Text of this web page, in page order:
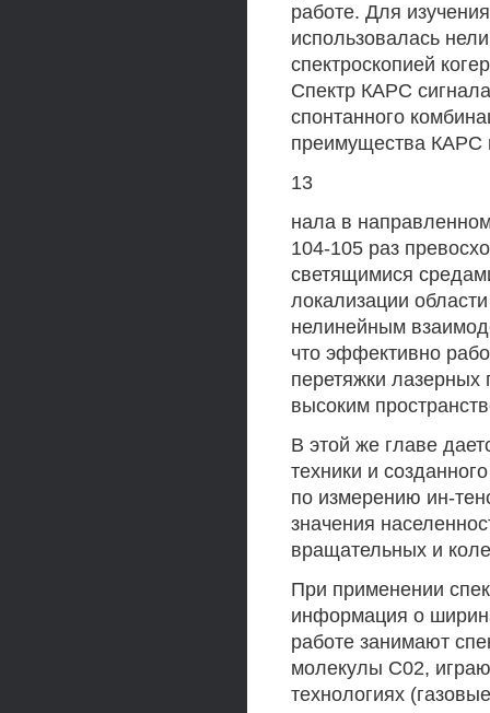
работе. Для
использовалась
спектроскопией
Спектр КАРС
спонтанного
преимущества КАРС
13
нала в
104-105 раз
светящимися
локализации
нелинейным
что эффективно
перетяжки
высоким
В этой же главе
техники и
по измерению ин-
значения
вращательных и
При применении
информация о
работе занимают
молекулы С02,
технологиях